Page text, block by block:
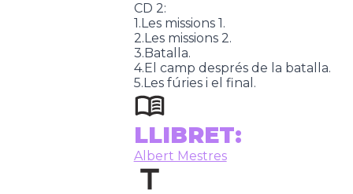
CD 2:
1.Les missions 1.
2.Les missions 2.
3.Batalla.
4.El camp després de la batalla.
5.Les fúries i el final.
LLIBRET:
Albert Mestres